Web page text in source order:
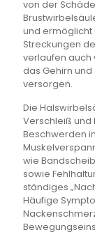
von der
und ermöglicht
Streckungen
verlaufen auch
das Gehirn
versorgen.
Die
Verschleiß und
Beschwerden
wie
sowie
ständiges
Häufige